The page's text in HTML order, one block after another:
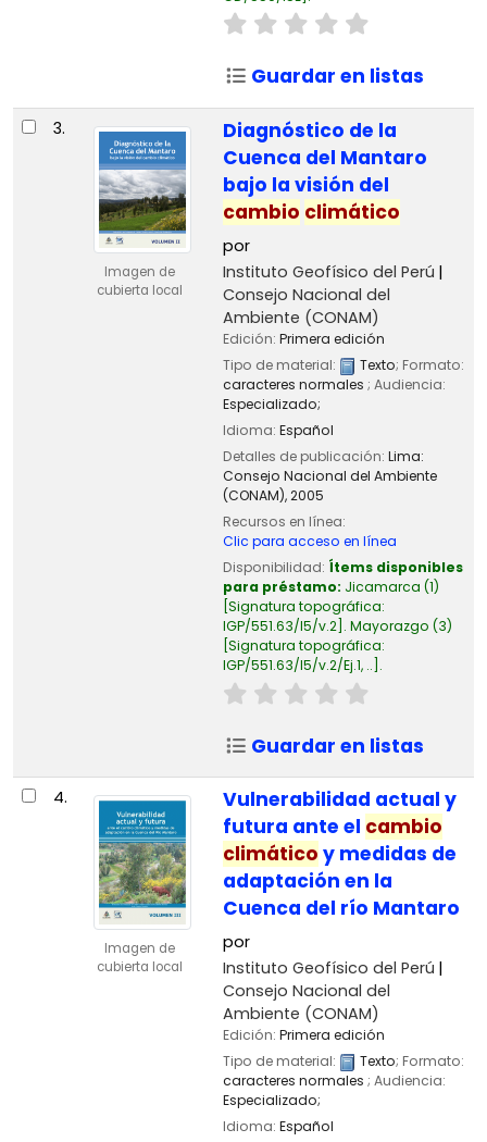
Guardar en listas
3.
Imagen de
cubierta local
Diagnóstico de la
Cuenca del Mantaro
bajo la visión del
cambio climático
por
Instituto Geofísico del Perú
Consejo Nacional del
Ambiente (CONAM)
Edición: Primera edición
Tipo de material:
Texto; Formato:
caracteres normales ; Audiencia:
Especializado;
Idioma: Español
Detalles de publicación: Lima:
Consejo Nacional del Ambiente
(CONAM),2005
Recursos en línea:
Clic para acceso en línea
Disponibilidad: Ítems disponibles
para préstamo: Jicamarca (1)
Signatura topográfica:
IGP/551.63/I5/v.2 . Mayorazgo (3)
Signatura topográfica:
IGP/551.63/I5/v.2/Ej.1, .. .
Guardar en listas
4.
Imagen de
cubierta local
Vulnerabilidad actual y
futura ante el cambio
climático y medidas de
adaptación en la
Cuenca del río Mantaro
por
Instituto Geofísico del Perú
Consejo Nacional del
Ambiente (CONAM)
Edición: Primera edición
Tipo de material:
Texto; Formato:
caracteres normales ; Audiencia:
Especializado;
Idioma: Español